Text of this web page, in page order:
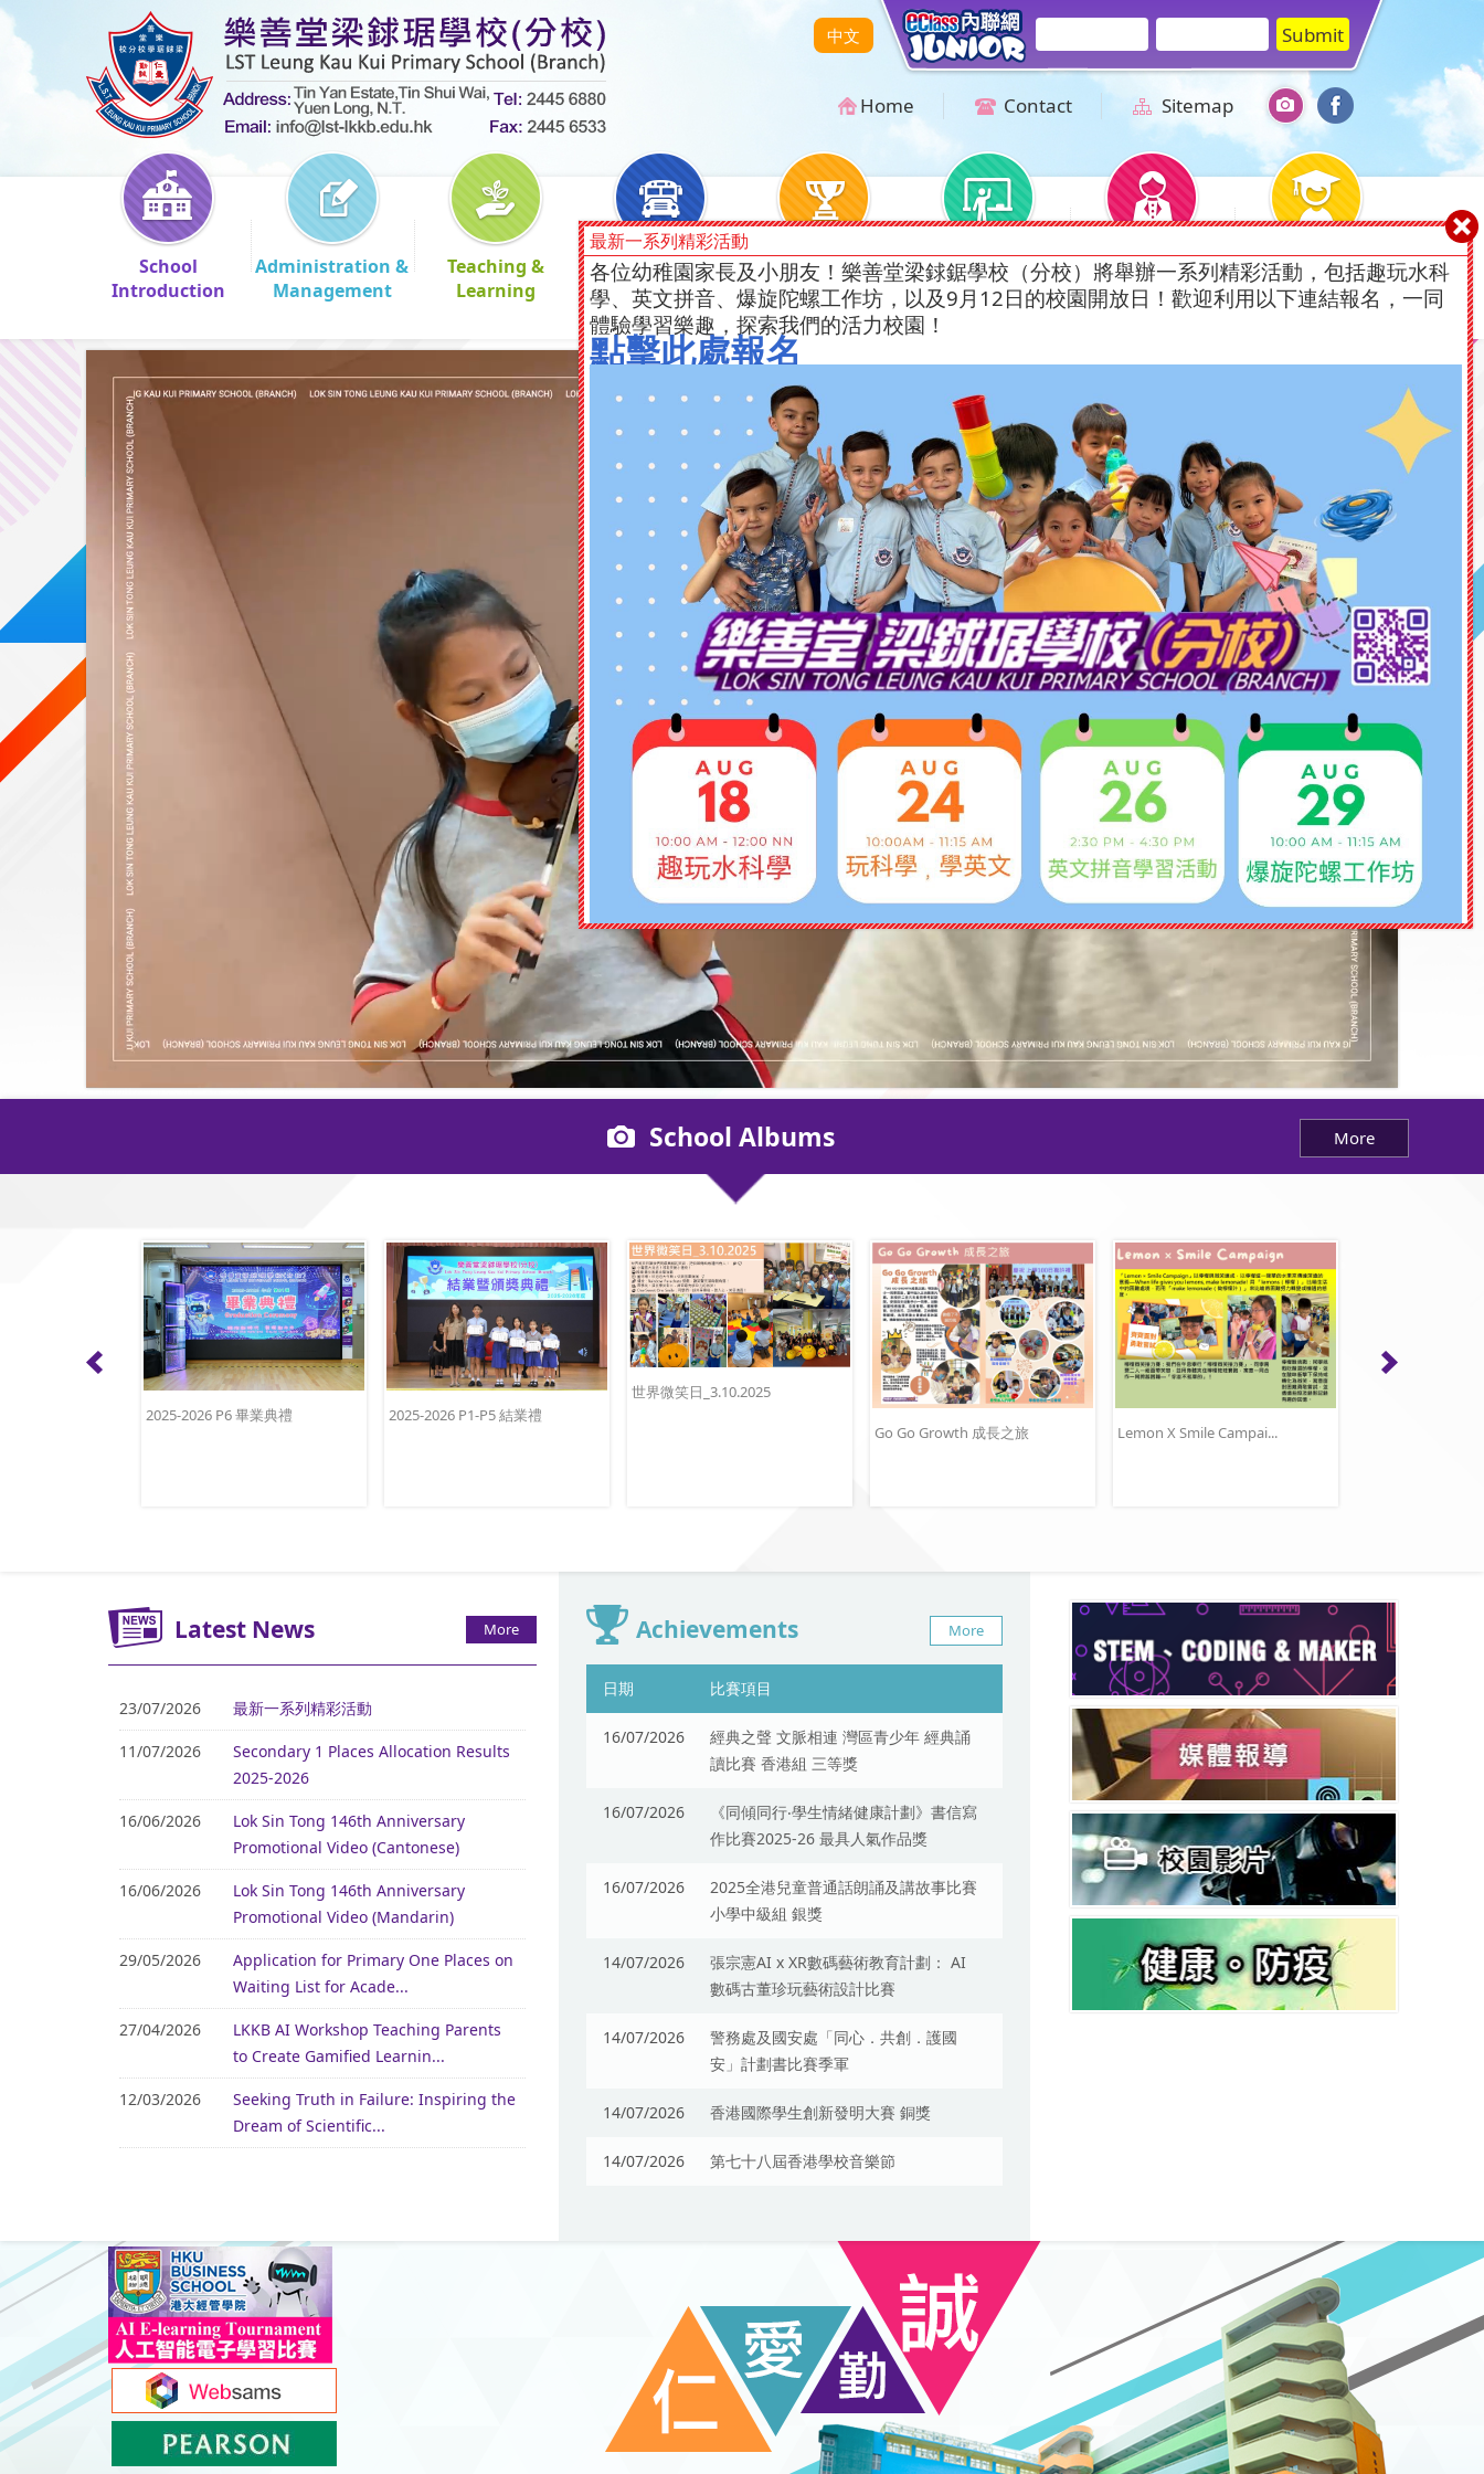
最新一系列精彩活動
各位幼稚園家長及小朋友！樂善堂梁銶鋸學校（分校）將舉辦一系列精彩活動，包括趣玩水科
學、英文拼音、爆旋陀螺工作坊，以及9月12日的校園開放日！歡迎利用以下連結報名，一同
體驗學習樂趣，探索我們的活力校園！
點擊此處報名
中文
Home Contact Sitemap
School
Introduction
Administration &
Management
Teaching &
Learning
Health &
Wellbeing School
Teachers' &
Students'
Achievement
Student Guidance
& Support
Parents & Alumni Admission
School Albums More
2025-2026 P6 畢業典禮 2025-2026 P1-P5 結業禮
世界微笑日_3.10.2025
Go Go Growth 成長之旅 Lemon X Smile Campai...
More
Latest News
23/07/2026 最新一系列精彩活動
11/07/2026
Secondary 1 Places Allocation Results
2025-2026
16/06/2026
Lok Sin Tong 146th Anniversary
Promotional Video (Cantonese)
16/06/2026
Lok Sin Tong 146th Anniversary
Promotional Video (Mandarin)
29/05/2026
Application for Primary One Places on
Waiting List for Acade...
27/04/2026
LKKB AI Workshop Teaching Parents
to Create Gamified Learnin...
12/03/2026
Seeking Truth in Failure: Inspiring the
Dream of Scientific...
More
Achievements
日期 比賽項目
16/07/2026
經典之聲 文脈相連 灣區青少年 經典誦
讀比賽 香港組 三等獎
16/07/2026
《同傾同行‧學生情緒健康計劃》書信寫
作比賽2025-26 最具人氣作品獎
16/07/2026
2025全港兒童普通話朗誦及講故事比賽
小學中級組 銀獎
14/07/2026
張宗憲AI x XR數碼藝術教育計劃： AI
數碼古董珍玩藝術設計比賽
14/07/2026
警務處及國安處「同心．共創．護國
安」計劃書比賽季軍
14/07/2026 香港國際學生創新發明大賽 銅獎
14/07/2026 第七十八屆香港學校音樂節